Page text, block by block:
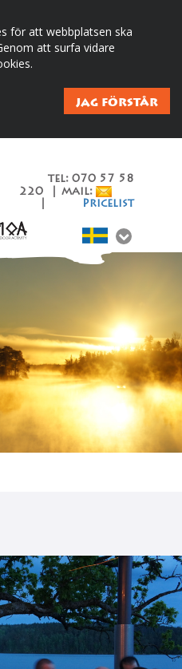
för att webbplatsen ska
att surfa vidare
JAG FÖRSTÅR
tel: 070 57 58
220 | mail:
Pricelist